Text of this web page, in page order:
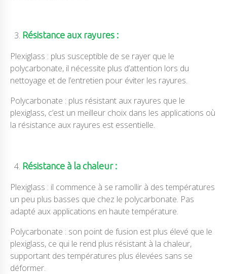
Résistance aux rayures :
Plexiglass : plus susceptible de se rayer que le
polycarbonate, il nécessite plus d’attention lors du
nettoyage et de l’entretien pour éviter les rayures.
Polycarbonate : plus résistant aux rayures que le
plexiglass, c’est un meilleur choix dans les applications où
la résistance aux rayures est essentielle.
Résistance à la chaleur :
Plexiglass : il commence à se ramollir à des températures
un peu plus basses que chez le polycarbonate. Pas
adapté aux applications en haute température.
Polycarbonate : son point de fusion est plus élevé que le
plexiglass, ce qui le rend plus résistant à la chaleur,
supportant des températures plus élevées sans se
déformer.